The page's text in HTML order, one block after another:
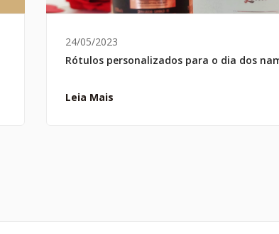
24/05/2023
Rótulos personalizados para o dia dos
Leia Mais